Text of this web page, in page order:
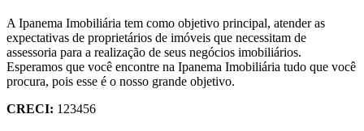
A Ipanema Imobiliária tem como objetivo principal, atender as
expectativas de proprietários de imóveis que necessitam de
assessoria para a realização de seus negócios imobiliários.
Esperamos que você encontre na Ipanema Imobiliária tudo que você
procura, pois esse é o nosso grande objetivo.
CRECI: 123456